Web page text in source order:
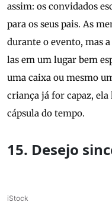
assim: os convidados
para os seus pais. As
durante o evento, mas
las em um lugar bem
uma caixa ou mesmo
criança já for capaz,
cápsula do tempo.
15. Desejo
iStock